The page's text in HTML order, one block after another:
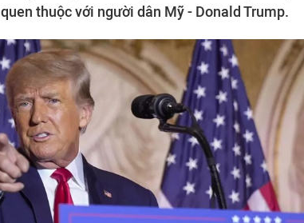
quen thuộc với người dân Mỹ - Donald Trump.